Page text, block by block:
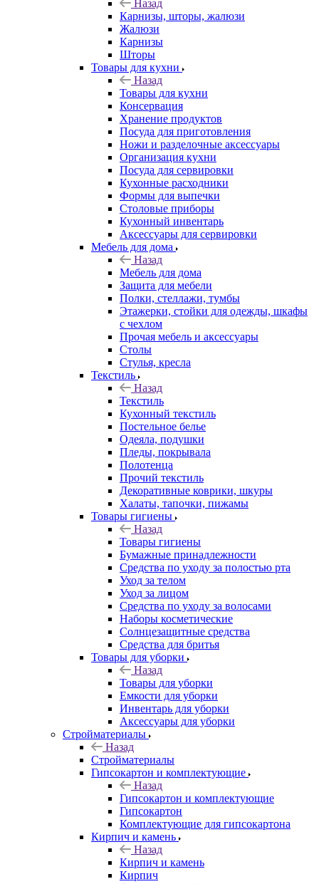
Назад
Карнизы, шторы, жалюзи
Жалюзи
Карнизы
Шторы
Товары для кухни
Назад
Товары для кухни
Консервация
Хранение продуктов
Посуда для приготовления
Ножи и разделочные аксессуары
Организация кухни
Посуда для сервировки
Кухонные расходники
Формы для выпечки
Столовые приборы
Кухонный инвентарь
Аксессуары для сервировки
Мебель для дома
Назад
Мебель для дома
Защита для мебели
Полки, стеллажи, тумбы
Этажерки, стойки для одежды, шкафы
с чехлом
Прочая мебель и аксессуары
Столы
Стулья, кресла
Текстиль
Назад
Текстиль
Кухонный текстиль
Постельное белье
Одеяла, подушки
Пледы, покрывала
Полотенца
Прочий текстиль
Декоративные коврики, шкуры
Халаты, тапочки, пижамы
Товары гигиены
Назад
Товары гигиены
Бумажные принадлежности
Средства по уходу за полостью рта
Уход за телом
Уход за лицом
Средства по уходу за волосами
Наборы косметические
Солнцезащитные средства
Средства для бритья
Товары для уборки
Назад
Товары для уборки
Емкости для уборки
Инвентарь для уборки
Аксессуары для уборки
Стройматериалы
Назад
Стройматериалы
Гипсокартон и комплектующие
Назад
Гипсокартон и комплектующие
Гипсокартон
Комплектующие для гипсокартона
Кирпич и камень
Назад
Кирпич и камень
Кирпич